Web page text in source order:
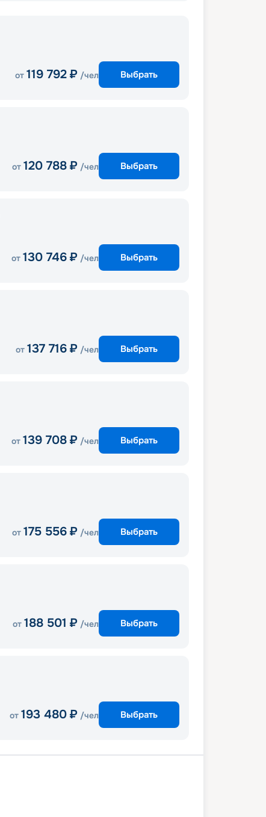
от 119 792 ₽ /чел Выбрать
от 120 788 ₽ /чел Выбрать
от 130 746 ₽ /чел Выбрать
от 137 716 ₽ /чел Выбрать
от 139 708 ₽ /чел Выбрать
от 175 556 ₽ /чел Выбрать
от 188 501 ₽ /чел Выбрать
от 193 480 ₽ /чел Выбрать